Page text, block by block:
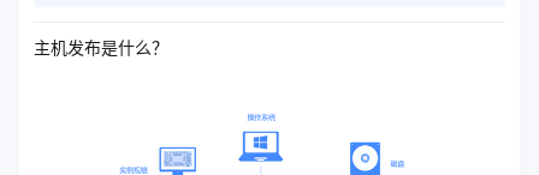
主机发布是什么？